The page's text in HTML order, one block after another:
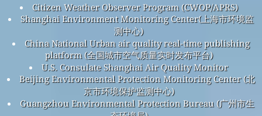
Citizen Weather Observer Program (CWOP/APRS)
Shanghai Environment Monitoring Center(上海市环境监
测中心)
China National Urban air quality real-time publishing
platform (全国城市空气质量实时发布平台)
U.S. Consulate Shanghai Air Quality Monitor
Beijing Environmental Protection Monitoring Center (北
京市环境保护监测中心)
Guangzhou Environmental Protection Bureau (广州市生